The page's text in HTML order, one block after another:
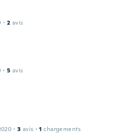
· 2 avis
· 5 avis
· 3 avis · 1 chargements